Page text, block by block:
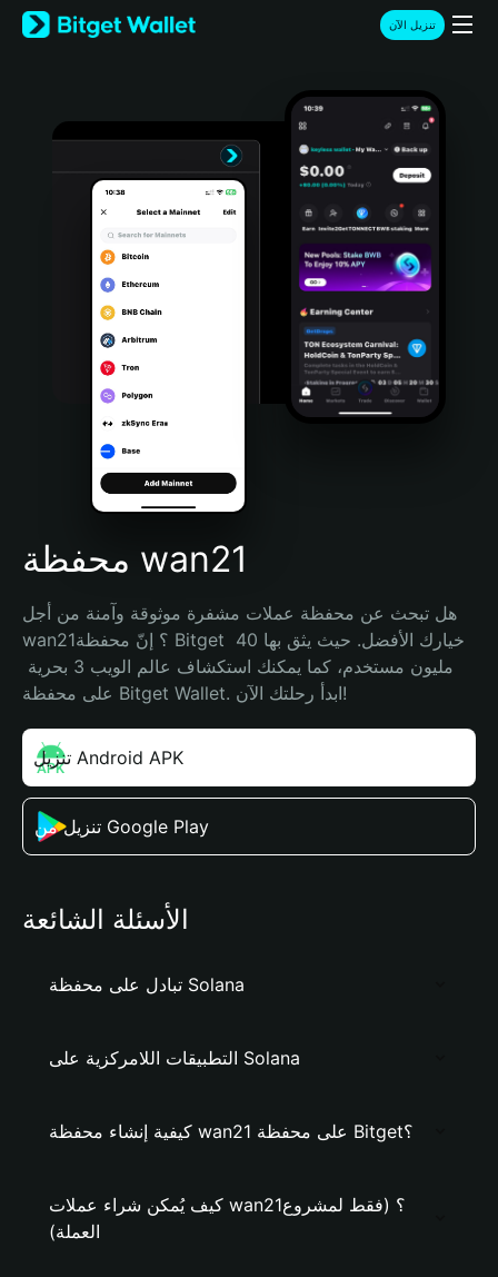
English
日本語
Türkçe
Português (Portugal)
Bahasa Indonesia
Português (Brasil)
Español (Argentina)
تنزيل الآن
محفظة wan21
هل تبحث عن محفظة عملات مشفرة موثوقة وآمنة من أجل
wan21؟ إنّ محفظة Bitget خيارك الأفضل. حيث يثق بها 40
على محفظة Bitget Wallet. ابدأ رحلتك الآن!
تنزيل Android APK
تنزيل من Google Play
الأسئلة الشائعة
تبادل على محفظة Solana
التطبيقات اللامركزية على Solana
كيفية إنشاء محفظة wan21 على محفظة Bitget؟
كيف يُمكن شراء عملات wan21؟ (فقط لمشروع
العملة)